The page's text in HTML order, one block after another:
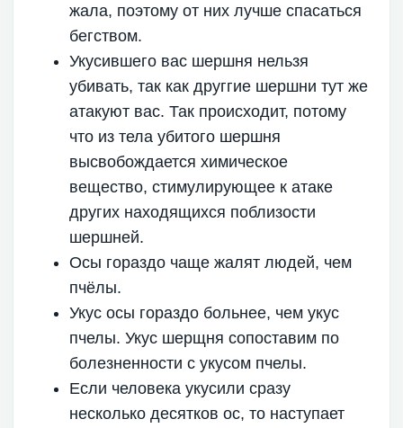
жала, поэтому от них лучше спасаться
бегством.
Укусившего вас шершня нельзя
убивать, так как друггие шершни тут же
атакуют вас. Так происходит, потому
что из тела убитого шершня
высвобождается химическое
вещество, стимулирующее к атаке
других находящихся поблизости
шершней.
Осы гораздо чаще жалят людей, чем
пчёлы.
Укус осы гораздо больнее, чем укус
пчелы. Укус шерщня сопоставим по
болезненности с укусом пчелы.
Если человека укусили сразу
несколько десятков ос, то наступает